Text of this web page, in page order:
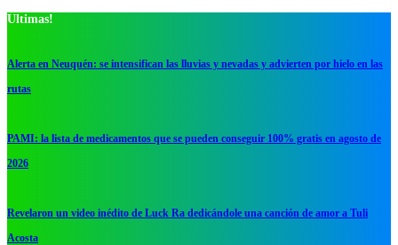
Ultimas!
Alerta en Neuquén: se intensifican las lluvias y nevadas y advierten por hielo en las
rutas
PAMI: la lista de medicamentos que se pueden conseguir 100% gratis en agosto de
2026
Revelaron un video inédito de Luck Ra dedicándole una canción de amor a Tuli
Acosta